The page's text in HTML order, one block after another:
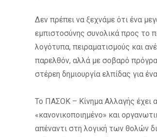
Δεν πρέπει να ξεχνάμε ότι ένα
εμπιστοσύνης συνολικά προς το
λογότυπα, πειραματισμούς και
παρελθόν, αλλά με σοβαρό
στέρεη δημιουργία ελπίδας για
Το ΠΑΣΟΚ – Kίνημα Αλλαγής έχει
«κανονικοποιημένο» και
απέναντι στη λογική των θολών